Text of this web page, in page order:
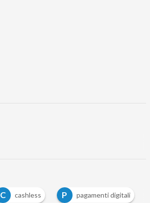
C cashless P pagamenti digitali